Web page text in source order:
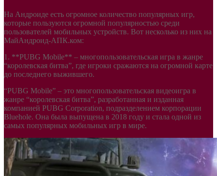
На Андроиде есть огромное количество популярных игр,
которые пользуются огромной популярностью среди
пользователей мобильных устройств. Вот несколько из них на
МайАндроид-АПК.ком:
1. **PUBG Mobile** – многопользовательская игра в жанре
“королевская битва”, где игроки сражаются на огромной карте
до последнего выжившего.
“PUBG Mobile” – это многопользовательская видеоигра в
жанре “королевская битва”, разработанная и изданная
компанией PUBG Corporation, подразделением корпорации
Bluehole. Она была выпущена в 2018 году и стала одной из
самых популярных мобильных игр в мире.